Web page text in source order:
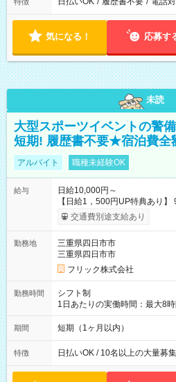
気になる！ 応募す
未読
大型スポーツイベントの警
短期! 履歴書不要★宿泊費全
アルバイト 職種未経験OK
給与
日給10,000円～
【日給1，500円UP特典あり
ると 期間中(9/16~10/23) の日
り稼げます♪ 【試用期間】
交通費別途支給あり
勤務地
三重県四日市市
三重県四日市市
フリック株式会社
勤務時間
シフト制
1日あたりの実働時間：最大8
日~2026年10月23日 短期勤務
※週3~5日勤務(勤務日数応相談
り ※夜勤シフトあり
期間 短期（1ヶ月以内）
特徴 日払いOK / 10名以上の大量募集